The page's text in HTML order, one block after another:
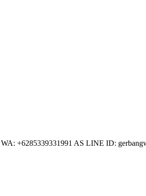
+6285339331991 AS LINE ID: